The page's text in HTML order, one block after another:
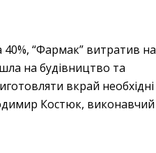
40%, “Фармак” витратив на
на будівництво та
вкрай необхідні
Костюк, виконавчий